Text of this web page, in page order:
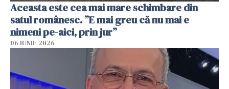
Aceasta este cea mai mare schimbare din
satul românesc. ”E mai greu că nu mai e
nimeni pe-aici, prin jur”
06 IUNIE 2026